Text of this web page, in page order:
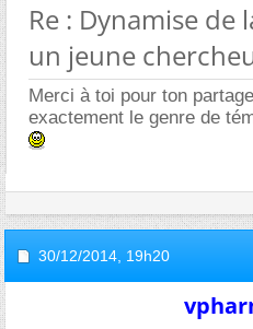
Re : Dynamise
un jeune
Merci à toi pour ton
exactement le genre de
30/12/2014, 19h20